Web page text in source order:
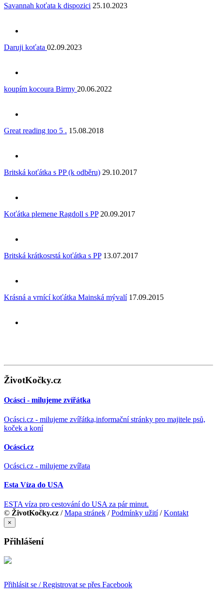
Savannah koťata k dispozici 25.10.2023
Daruji koťata 02.09.2023
koupím kocoura Birmy 20.06.2022
Great reading too 5 . 15.08.2018
Britská koťátka s PP (k odběru) 29.10.2017
Koťátka plemene Ragdoll s PP 20.09.2017
Britská krátkosrstá koťátka s PP 13.07.2017
Krásná a vrnící koťátka Mainská mývalí 17.09.2015
ŽivotKočky.cz
Ocásci - milujeme zvířátka
Ocásci.cz - milujeme zvířátka,informační stránky pro majitele psů,
koček a koní
Ocásci.cz
Ocásci.cz - milujeme zvířata
Esta Víza do USA
ESTA víza pro cestování do USA za pár minut.
© ŽivotKočky.cz /Mapa stránek /Podmínky užití/Kontakt
×
Přihlášení
Přihlásit se / Registrovat se přes Facebook